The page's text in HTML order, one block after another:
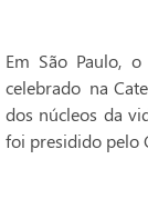
Em São Paulo,
celebrado na
dos núcleos da
foi presidido pelo